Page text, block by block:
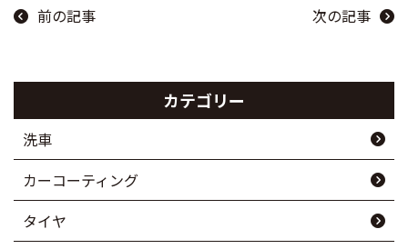
前の記事 次の記事
カテゴリー
洗車
カーコーティング
タイヤ